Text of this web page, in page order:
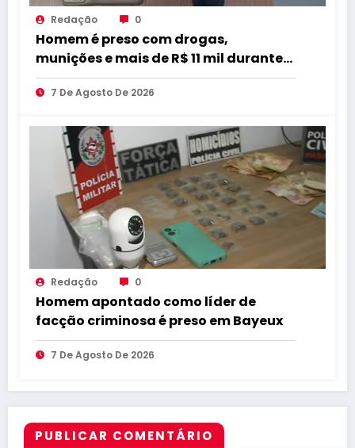
Redação 0
Homem é preso com drogas,
munições e mais de R$ 11 mil durante
operação em Marcação
7 De Agosto De 2026
Redação 0
Homem apontado como líder de
facção criminosa é preso em Bayeux
7 De Agosto De 2026
PUBLICAR COMENTÁRIO